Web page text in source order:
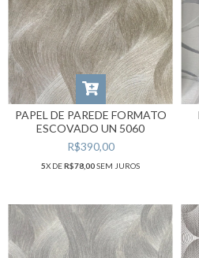
PAPEL DE PAREDE FORMATO
ESCOVADO UN 5060
R$390,00
5X DER$78,00SEM JUROS